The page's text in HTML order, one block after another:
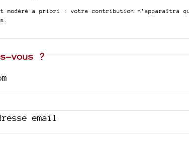
modéré a priori : votre contribution n’apparaîtra
vous ?
email